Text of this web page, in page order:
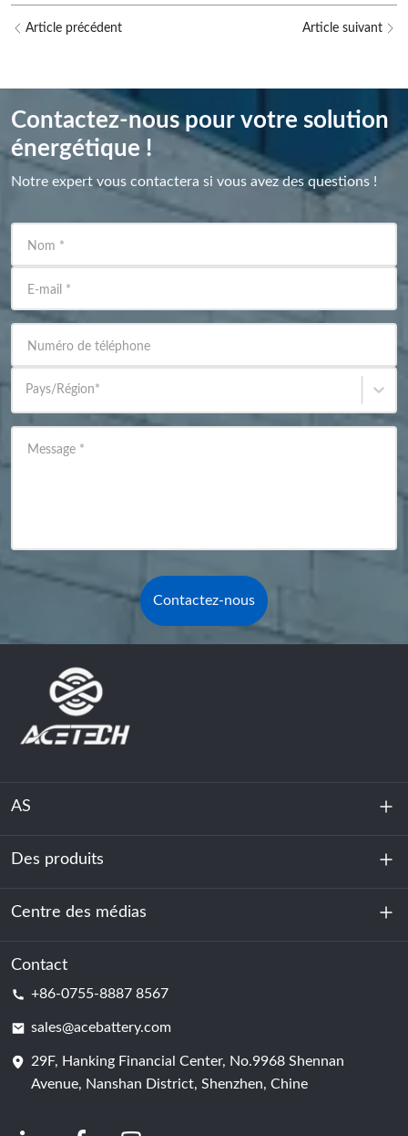
Article précédent Article suivant
Contactez-nous pour votre solution
énergétique !
Notre expert vous contactera si vous avez des questions !
Nom *
E-mail *
Numéro de téléphone
Pays/Région*
Message *
Contactez-nous
AS
À propos de nous
Durabilité
Des produits
Stockage d'énergie
Centre de données et salle des serveurs
Cellule de batterie
Centre des médias
Nouvelles
Contact
+86-0755-8887 8567
sales@acebattery.com
29F, Hanking Financial Center, No.9968 Shennan
Avenue, Nanshan District, Shenzhen, Chine